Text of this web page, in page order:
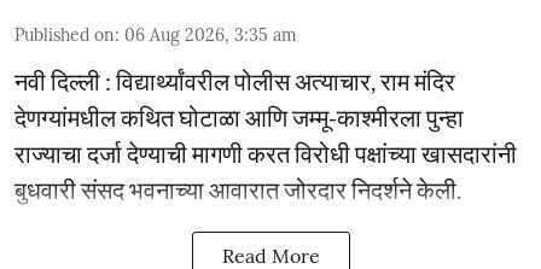
Published on: 06 Aug 2026, 3:35 am
नवी दिल्ली : विद्यार्थ्यांवरील पोलीस अत्याचार, राम मंदिर
देणग्यांमधील कथित घोटाळा आणि जम्मू-काश्मीरला पुन्हा
राज्याचा दर्जा देण्याची मागणी करत विरोधी पक्षांच्या खासदारांनी
बुधवारी संसद भवनाच्या आवारात जोरदार निदर्शने केली.
Read More